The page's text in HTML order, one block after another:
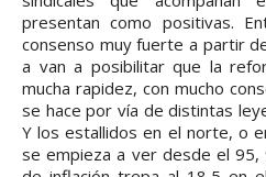
presentan como positivas.
consenso muy fuerte a partir
a van a posibilitar que la
mucha rapidez, con mucho
se hace por vía de distintas
Y los estallidos en el norte, o
se empieza a ver desde el 95,